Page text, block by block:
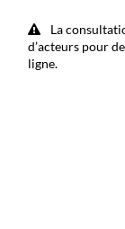
La
d’acteurs pour
ligne.